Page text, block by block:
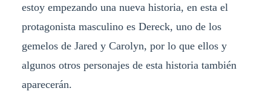
estoy empezando una nueva historia, en esta el
protagonista masculino es Dereck, uno de los
gemelos de Jared y Carolyn, por lo que ellos y
algunos otros personajes de esta historia también
aparecerán.